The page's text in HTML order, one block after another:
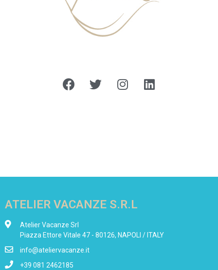
ATELIER VACANZE S.R.L
Atelier Vacanze Srl
Piazza Ettore Vitale 47 - 80126, NAPOLI / ITALY
info@ateliervacanze.it
+39 081 2462185